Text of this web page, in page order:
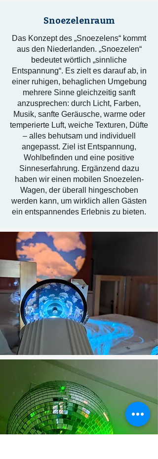
Snoezelenraum
Das Konzept des „Snoezelens“ kommt
aus den Niederlanden. „Snoezelen“
bedeutet wörtlich „sinnliche
Entspannung“. Es zielt es darauf ab, in
einer ruhigen, behaglichen Umgebung
mehrere Sinne gleichzeitig sanft
anzusprechen: durch Licht, Farben,
Musik, sanfte Geräusche, warme oder
temperierte Luft, weiche Texturen, Düfte
– alles behutsam und individuell
angepasst. Ziel ist Entspannung,
Wohlbefinden und eine positive
Sinneserfahrung. Ergänzend dazu
haben wir einen mobilen Snoezelen-
Wagen, der überall hingeschoben
werden kann, um wirklich allen Gästen
ein entspannendes Erlebnis zu bieten.